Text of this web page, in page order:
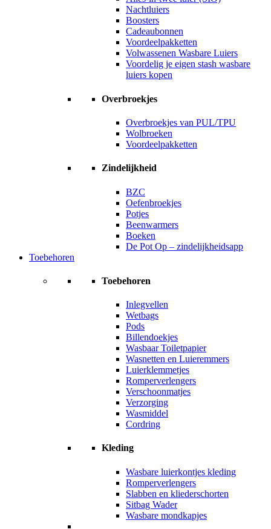
Nachtluiers
Boosters
Cadeaubonnen
Voordeelpakketten
Volwassenen Wasbare Luiers
Voordelig je eigen stash wasbare
luiers kopen
Overbroekjes
Overbroekjes van PUL/TPU
Wolbroeken
Voordeelpakketten
Zindelijkheid
BZC
Oefenbroekjes
Potjes
Beenwarmers
Boeken
De Pot Op – zindelijkheidsapp
Toebehoren
Toebehoren
Inlegvellen
Wetbags
Pods
Billendoekjes
Wasbaar Toiletpapier
Wasnetten en Luieremmers
Luierklemmetjes
Romperverlengers
Verschoonmatjes
Verzorging
Wasmiddel
Cordring
Kleding
Wasbare luierkontjes kleding
Romperverlengers
Slabben en kliederschorten
Sitbag Wader
Wasbare mondkapjes